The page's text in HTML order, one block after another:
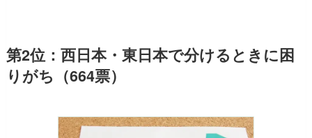
第2位：西日本・東日本で分けるときに困
りがち（664票）